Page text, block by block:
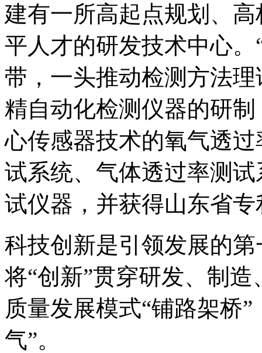
建有一所高起点规划、
平人才的研发技术中心
带，一头推动检测方法
精自动化检测仪器的研
心传感器技术的氧气透
试系统、气体透过率测
试仪器，并获得山东省专
科技创新是引领发展的
将“创新”贯穿研发、制
质量发展模式“铺路架桥
气”。